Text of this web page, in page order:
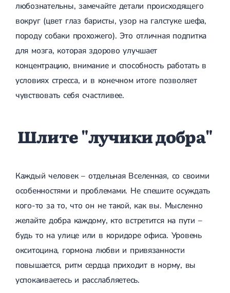
любознательны, замечайте детали происходящего
вокруг (цвет глаз баристы, узор на галстуке шефа,
породу собаки прохожего). Это отличная подпитка
для мозга, которая здорово улучшает
концентрацию, внимание и способность работать в
условиях стресса, и в конечном итоге позволяет
чувствовать себя счастливее.
Шлите "лучики добра"
Каждый человек – отдельная Вселенная, со своими
особенностями и проблемами. Не спешите осуждать
кого-то за то, что он не такой, как вы. Мысленно
желайте добра каждому, кто встретится на пути –
будь то на улице или в коридоре офиса. Уровень
окситоцина, гормона любви и привязанности
повышается, ритм сердца приходит в норму, вы
успокаиваетесь и расслабляетесь.